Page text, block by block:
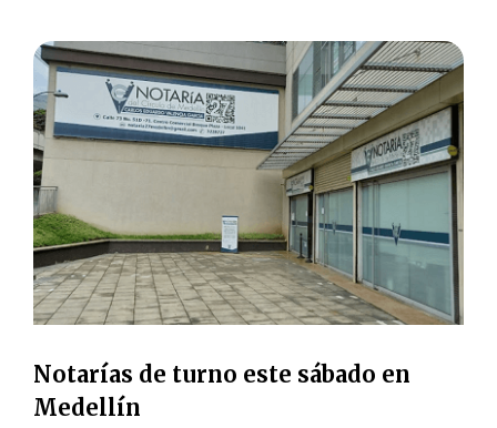
Notarías de turno este sábado en
Medellín